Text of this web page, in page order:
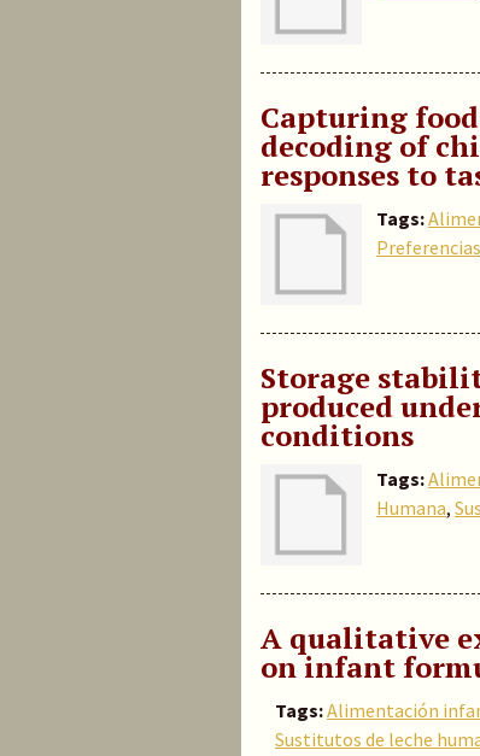
Capturing
decoding of
responses to
Tags:
Preferencias
Storage
produced
conditions
Tags:
Humana,
A qualitative
on infant
Tags:Alimentación
Sustitutos de leche